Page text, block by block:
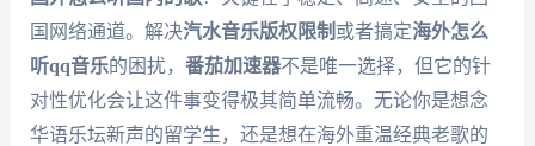
国网络通道。解决汽水音乐版权限制 或者搞定海外怎么
听qq音乐的困扰， 番茄加速器不是唯一选择，但它的针
对性优化会让这件事变得极其简单流畅。无论你是想念
华语乐坛新声的留学生，还是想在海外重温经典老歌的